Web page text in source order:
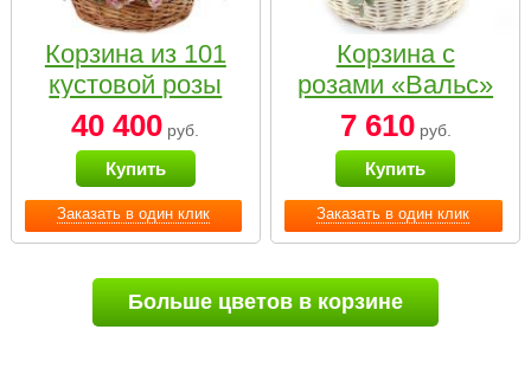
Заказать в один клик
Корзина из 101
кустовой розы
нежных тонов
40 400 руб.
Купить
Заказать в один клик
Корзина с
розами «Вальс»
7 610руб.
Купить
Больше цветов в корзине